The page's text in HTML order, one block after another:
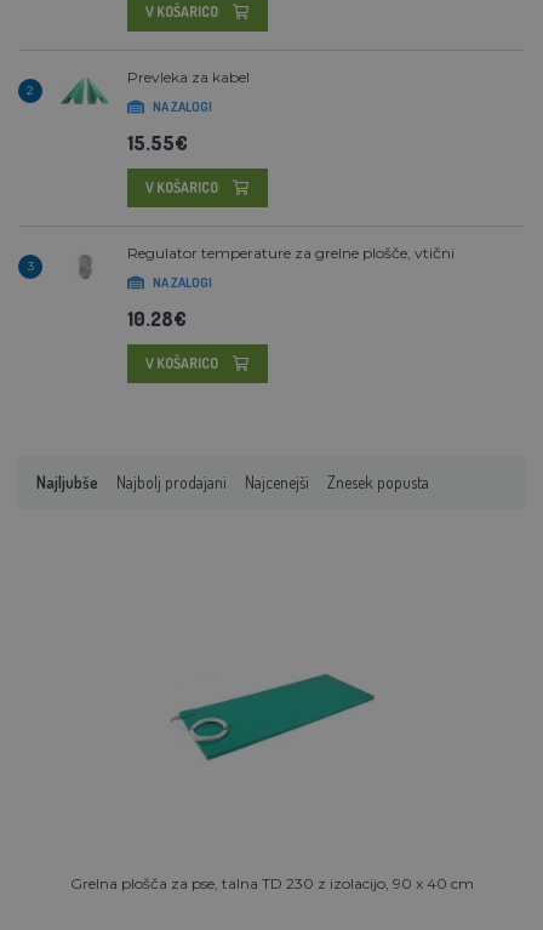
V KOŠARICO
2
Prevleka za kabel
NA ZALOGI
15.55€
V KOŠARICO
3
Regulator temperature za grelne plošče, vtični
NA ZALOGI
10.28€
V KOŠARICO
Najljubše Najbolj prodajani Najcenejši Znesek popusta
Grelna plošča za pse, talna TD 230 z izolacijo, 90 x 40 cm